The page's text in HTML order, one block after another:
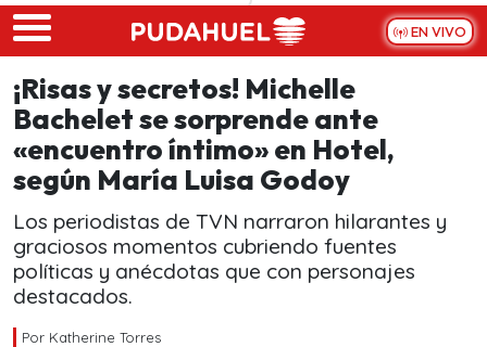
Skip to main content
EN VIVO
¡Risas y secretos! Michelle
Bachelet se sorprende ante
«encuentro íntimo» en Hotel,
según María Luisa Godoy
Los periodistas de TVN narraron hilarantes y
graciosos momentos cubriendo fuentes
políticas y anécdotas que con personajes
destacados.
Por Katherine Torres